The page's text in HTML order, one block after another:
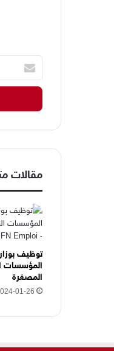
ي
ك
إ
ك
ت
و
ن
ي
ه
ن
ا
مقالات
توظيف
المؤسسات
المصغرة
01-26